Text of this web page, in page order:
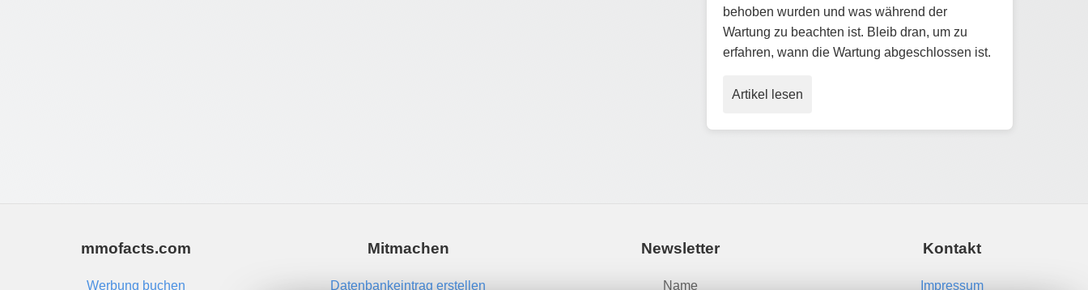
behoben wurden und was während der
Wartung zu beachten ist. Bleib dran, um zu
erfahren, wann die Wartung abgeschlossen ist.
Artikel lesen
mmofacts.com
Werbung buchen
Mitmachen
Datenbankeintrag erstellen
Newsletter
Name
Kontakt
Impressum